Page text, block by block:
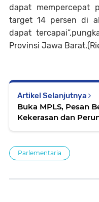
dapat mempercepat
target 14 persen di
dapat
Provinsi Jawa
Artikel Selanjutnya
Buka MPLS, Pesan
Kekerasan dan
Parlementaria